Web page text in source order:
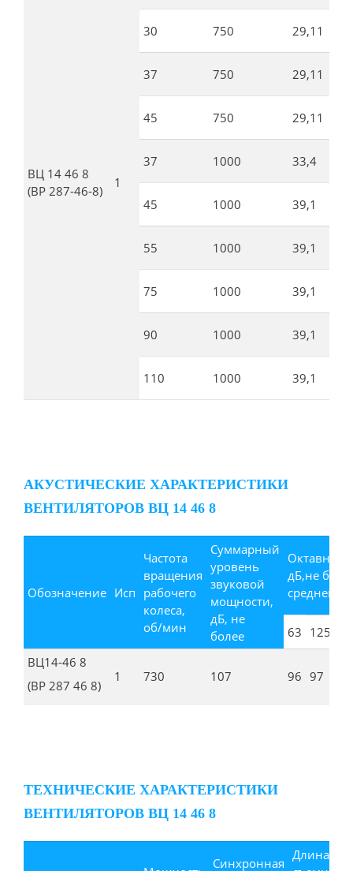
ВЦ 14 46 8
(ВР 287-46-8)
1
30 750 29,11
37 750 29,11
45 750 29,11
37 1000 33,4
45 1000 39,1
55 1000 39,1
75 1000 39,1
90 1000 39,1
110 1000 39,1
АКУСТИЧЕСКИЕ ХАРАКТЕРИСТИКИ
ВЕНТИЛЯТОРОВ ВЦ 14 46 8
Обозначение Исп
Частота
вращения
рабочего
колеса,
об/мин
Суммарный
уровень
звуковой
мощности,
дБ, не
более
Октавные
дБ,не
63 125
ВЦ14-46 8
(ВР 287 46 8)
1 730 107 96 97
ТЕХНИЧЕСКИЕ ХАРАКТЕРИСТИКИ
ВЕНТИЛЯТОРОВ ВЦ 14 46 8
Синхронная
Длина